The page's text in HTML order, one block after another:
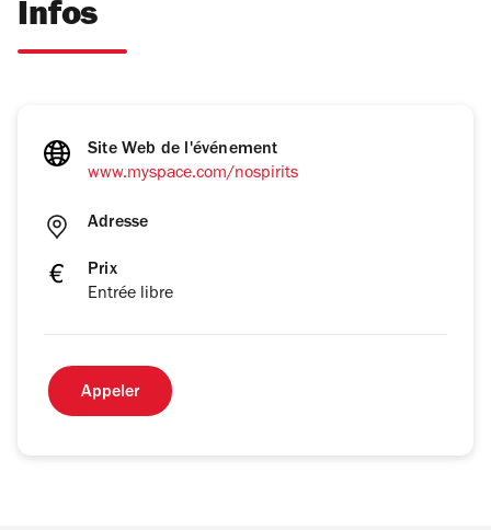
Infos
Site Web de l'événement
www.myspace.com/nospirits
Adresse
Prix
Entrée libre
Appeler